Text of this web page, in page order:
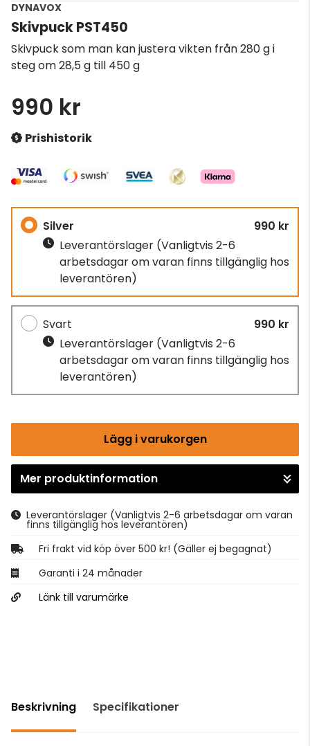
DYNAVOX
Skivpuck PST450
Skivpuck som man kan justera vikten från 280 g i
steg om 28,5 g till 450 g
990 kr
Prishistorik
Silver
990 kr
Leverantörslager (Vanligtvis 2-6
arbetsdagar om varan finns tillgänglig hos
leverantören)
Svart
990 kr
Leverantörslager (Vanligtvis 2-6
arbetsdagar om varan finns tillgänglig hos
leverantören)
Lägg i varukorgen
Gå till kassan
Mer produktinformation
Leverantörslager (Vanligtvis 2-6 arbetsdagar om varan
finns tillgänglig hos leverantören)
Fri frakt vid köp över 500 kr! (Gäller ej begagnat)
Garanti i 24 månader
Länk till varumärke
Beskrivning Specifikationer